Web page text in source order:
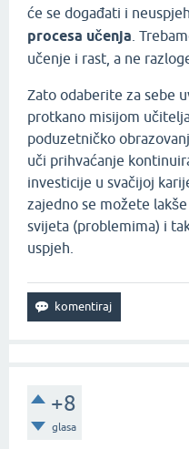
će se događati i
procesa učenja .
učenje i rast, a ne
Zato odaberite za sebe
protkano misijom
poduzetničko
uči prihvaćanje
investicije u svačijoj
zajedno se možete
svijeta (problemima) i
uspjeh.
+8
glasa